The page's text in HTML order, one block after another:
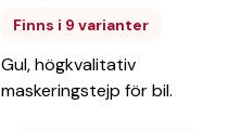
Finns i 9 varianter
Gul, högkvalitativ
maskeringstejp för bil.